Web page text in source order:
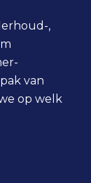
,
van
op welk